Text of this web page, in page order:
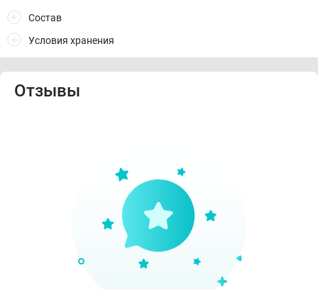
Состав
Условия хранения
Отзывы